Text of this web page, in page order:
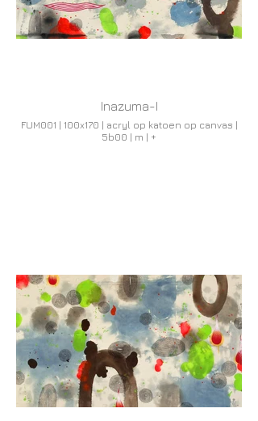
Inazuma-I
FUM001 | 100x170 | acryl op katoen op canvas |
5b00 | m | +